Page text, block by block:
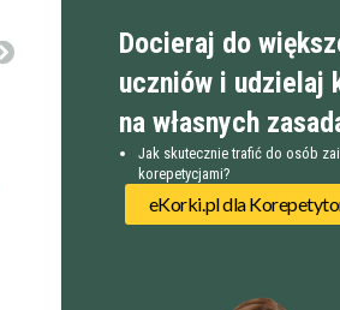
Docieraj do
uczniów i udzielaj
na własnych
Jak skutecznie trafić do osób
korepetycjami?
eKorki.pl dla